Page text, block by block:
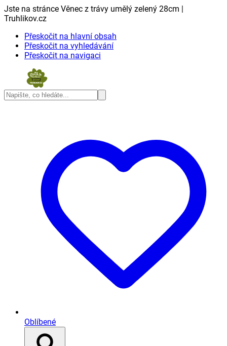
Jste na stránce Věnec z trávy umělý zelený 28cm |
Truhlikov.cz
Přeskočit na hlavní obsah
Přeskočit na vyhledávání
Přeskočit na navigaci
Oblíbené